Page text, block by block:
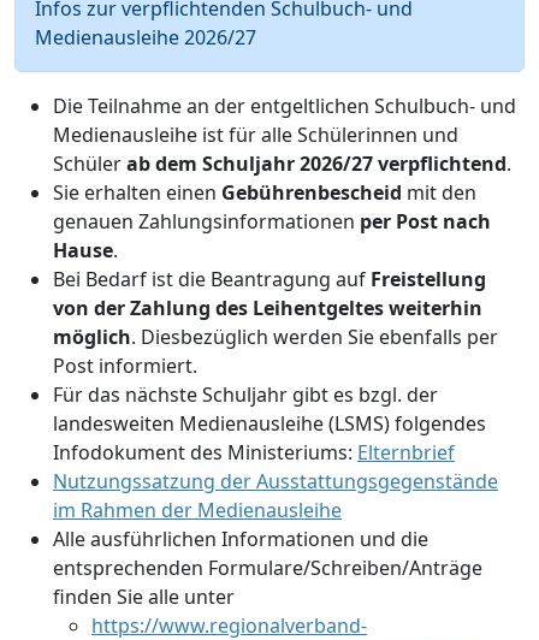
Infos zur verpflichtenden Schulbuch- und
Medienausleihe 2026/27
Die Teilnahme an der entgeltlichen Schulbuch- und
Medienausleihe ist für alle Schülerinnen und
Schülerab dem Schuljahr 2026/27 verpflichtend.
Sie erhalten einen Gebührenbescheid mit den
genauen Zahlungsinformationen per Post nach
Hause.
Bei Bedarf ist die Beantragung auf Freistellung
von der Zahlung des Leihentgeltes weiterhin
möglich. Diesbezüglich werden Sie ebenfalls per
Post informiert.
Für das nächste Schuljahr gibt es bzgl. der
landesweiten Medienausleihe (LSMS) folgendes
Infodokument des Ministeriums: Elternbrief
Nutzungssatzung der Ausstattungsgegenstände
im Rahmen der Medienausleihe
Alle ausführlichen Informationen und die
entsprechenden Formulare/Schreiben/Anträge
finden Sie alle unter
https://www.regionalverband-